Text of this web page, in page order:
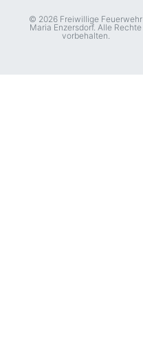
© 2026 Freiwillige Feuerwehr
Maria Enzersdorf. Alle Rechte
vorbehalten.